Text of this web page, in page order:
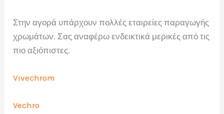
Στην αγορά υπάρχουν πολλές εταιρείες παραγωγής
χρωμάτων. Σας αναφέρω ενδεικτικά μερικές από τις
πιο αξιόπιστες.
Vivechrom
Vechro